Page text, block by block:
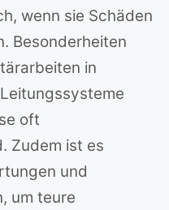
wenn sie Schäden
Besonderheiten
in
oft
Zudem ist es
und
um teure